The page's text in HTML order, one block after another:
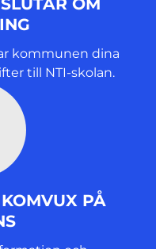
kommunen dina
till NTI-skolan.
PÅ